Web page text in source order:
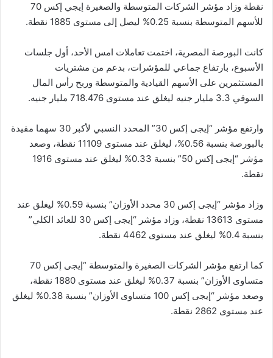
نقطة وزاد مؤشر الشركات المتوسطة والصغيرة إيجي إكس 70
للأسهم المتوسطة بنسبة 0.25% ليصل إلى مستوى 1885 نقطة.
كانت البورصة المصرية، اختمت تعاملات امس الأحد، أول جلسات
الأسبوع، بارتفاع جماعي للمؤشرات، بدعم من مشتريات
المستثمرين على الأسهم القيادية والمتوسطة وربح رأس المال
السوقي 3.3 مليار جنيه ليغلق عند مستوى 718.476 مليار جنيه.
وارتفع مؤشر “إيجى إكس 30” المحدد النسبي لأكبر 30 سهما مقيدة
بالبورصة بنسبة 0.56%، ليغلق عند مستوى 11109 نقطة، وصعد
مؤشر “إيجى إكس 50” بنسبة 0.33% ليغلق عند مستوى 1916
نقطة.
وزاد مؤشر “إيجى إكس 30 محدد الأوزان” بنسبة 0.59% ليغلق عند
مستوى 13613 نقطة، وزاد مؤشر “إيجى إكس 30 للعائد الكلي”
بنسبة 0.4% ليغلق عند مستوى 4462 نقطة.
كما ارتفع مؤشر الشركات الصغيرة والمتوسطة “إيجى إكس 70
متساوى الأوزان” بنسبة 0.37% ليغلق عند مستوى 1880 نقطة،
وصعد مؤشر “إيجى إكس 100 متساوى الأوزان” بنسبة 0.38% ليغلق
عند مستوى 2862 نقطة.